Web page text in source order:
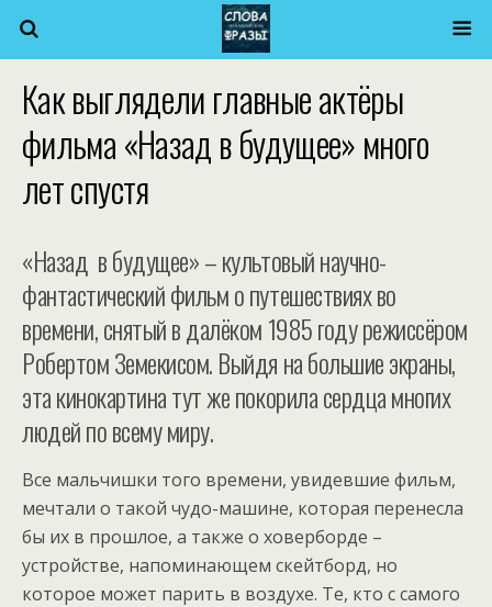
Как выглядели главные актёры
фильма «Назад в будущее» много
лет спустя
«Назад в будущее» – культовый научно-
фантастический фильм о путешествиях во
времени, снятый в далёком 1985 году режиссёром
Робертом Земекисом. Выйдя на большие экраны,
эта кинокартина тут же покорила сердца многих
людей по всему миру.
Все мальчишки того времени, увидевшие фильм,
мечтали о такой чудо-машине, которая перенесла
бы их в прошлое, а также о ховерборде –
устройстве, напоминающем скейтборд, но
которое может парить в воздухе. Те, кто с самого